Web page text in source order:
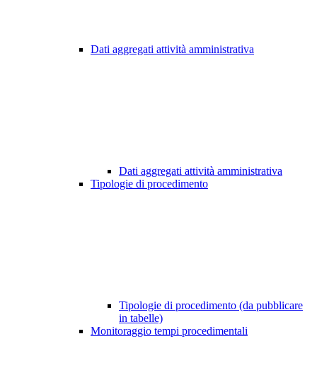
Dati aggregati attività amministrativa
Dati aggregati attività amministrativa
Tipologie di procedimento
Tipologie di procedimento (da pubblicare
in tabelle)
Monitoraggio tempi procedimentali